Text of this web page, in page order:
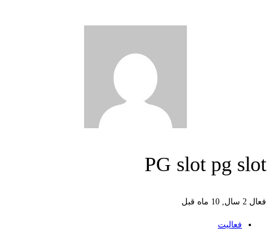
PG slot pg slot
فعال 2 سال, 10 ماه قبل
فعالیت